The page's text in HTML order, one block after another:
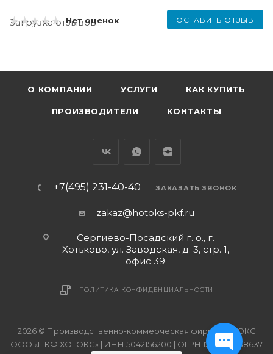
Нет оценок ОСТАВИТЬ ОТЗЫВ
Загрузка отзывов...
О КОМПАНИИ УСЛУГИ КАК КУПИТЬ
ПРОИЗВОДИТЕЛИ КОНТАКТЫ
+7(495) 231-40-40 ЗАКАЗАТЬ ЗВОНОК
zakaz@hotoks-pkf.ru
Сергиево-Посадский г. о., г.
Хотьково, ул. Заводская, д. 3, стр. 1,
офис 39
ПОЛИТИКА КОНФИДЕНЦИАЛЬНОСТИ
2026 © Производственно-коммерческая фирма ХОТОКС
ООО «ПКФ ХОТОКС» | ИНН 5042156200 | ОГРН 1215000038637